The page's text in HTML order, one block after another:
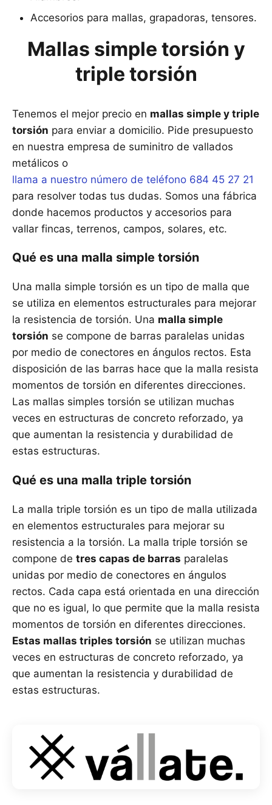
Accesorios para mallas, grapadoras, tensores.
Mallas simple torsión y
triple torsión
Tenemos el mejor precio en mallas simple y triple
torsión para enviar a domicilio. Pide presupuesto
en nuestra empresa de suminitro de vallados
metálicos o
llama a nuestro número de teléfono 684 45 27 21
para resolver todas tus dudas. Somos una fábrica
donde hacemos productos y accesorios para
vallar fincas, terrenos, campos, solares, etc.
Qué es una malla simple torsión
Una malla simple torsión es un tipo de malla que
se utiliza en elementos estructurales para mejorar
la resistencia de torsión. Una malla simple
torsión se compone de barras paralelas unidas
por medio de conectores en ángulos rectos. Esta
disposición de las barras hace que la malla resista
momentos de torsión en diferentes direcciones.
Las mallas simples torsión se utilizan muchas
veces en estructuras de concreto reforzado, ya
que aumentan la resistencia y durabilidad de
estas estructuras.
Qué es una malla triple torsión
La malla triple torsión es un tipo de malla utilizada
en elementos estructurales para mejorar su
resistencia a la torsión. La malla triple torsión se
compone de tres capas de barras paralelas
unidas por medio de conectores en ángulos
rectos. Cada capa está orientada en una dirección
que no es igual, lo que permite que la malla resista
momentos de torsión en diferentes direcciones.
Estas mallas triples torsión se utilizan muchas
veces en estructuras de concreto reforzado, ya
que aumentan la resistencia y durabilidad de
estas estructuras.